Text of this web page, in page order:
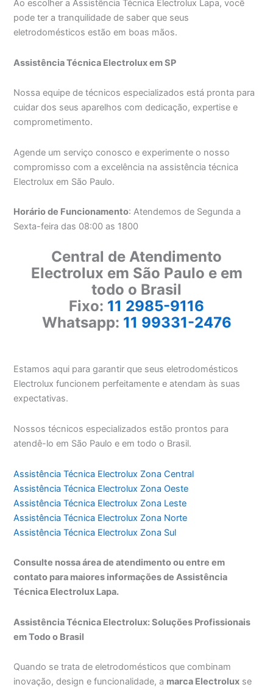
Ao escolher a Assistência Técnica Electrolux Lapa, você
pode ter a tranquilidade de saber que seus
eletrodomésticos estão em boas mãos.
Assistência Técnica Electrolux em SP
Nossa equipe de técnicos especializados está pronta para
cuidar dos seus aparelhos com dedicação, expertise e
comprometimento.
Agende um serviço conosco e experimente o nosso
compromisso com a excelência na assistência técnica
Electrolux em São Paulo.
Horário de Funcionamento: Atendemos de Segunda a
Sexta-feira das 08:00 as 1800
Central de Atendimento
Electrolux em São Paulo e em
todo o Brasil
Fixo: 11 2985-9116
Whatsapp: 11 99331-2476
Estamos aqui para garantir que seus eletrodomésticos
Electrolux funcionem perfeitamente e atendam às suas
expectativas.
Nossos técnicos especializados estão prontos para
atendê-lo em São Paulo e em todo o Brasil.
Assistência Técnica Electrolux Zona Central
Assistência Técnica Electrolux Zona Oeste
Assistência Técnica Electrolux Zona Leste
Assistência Técnica Electrolux Zona Norte
Assistência Técnica Electrolux Zona Sul
Consulte nossa área de atendimento ou entre em
contato para maiores informações de Assistência
Técnica Electrolux Lapa.
Assistência Técnica Electrolux: Soluções Profissionais
em Todo o Brasil
Quando se trata de eletrodomésticos que combinam
inovação, design e funcionalidade, a marca Electrolux se